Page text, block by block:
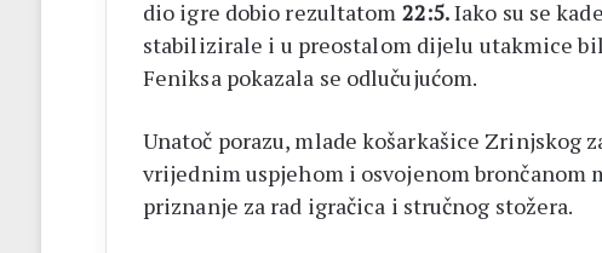
dio igre dobio rezultatom 22:5.Iako su se
stabilizirale i u preostalom dijelu utakmice
Feniksa pokazala se odlučujućom.
Unatoč porazu, mlade košarkašice Zrinjskog
vrijednim uspjehom i osvojenom brončanom
priznanje za rad igračica i stručnog stožera.